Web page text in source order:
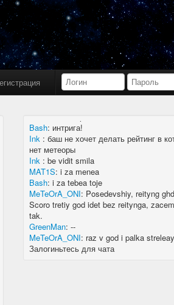
Bash : limboid, заходил бы в Дискорд не
пропустил бы.
Ink
limboid, сейчас как бы всё
в дискорде, там всегда инфа самая
актуальная
k7.Gladiator : yoyo
Ink:yoyo
MAT1S
гладиатор = бв нагибатор?
Ink:на 20 лей игратор
Bash: интрига!
Ink :баш не хочет делать рейтинг в
нет метеоры
Ink :be vidit smila
MAT1S:i za menea
Bash:i za tebea toje
MeTeOrA_ONI: Posedevshiy, reityng
Scoro tretiy god idet bez reitynga,
tak.
GreenMan:--
MeTeOrA_ONI: raz v god i palka
Залогиньтесь для чата